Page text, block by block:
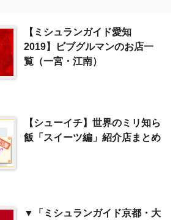
【ミシュランガイド愛知
2019】ビブグルマンのお店一
覧（一宮・江南）
【シューイチ】世界のミリ知ら
飯「スイーツ編」紹介店まとめ
▼「ミシュランガイド京都・大